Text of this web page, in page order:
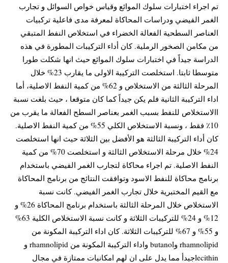
تم اجراء اختبارات سلوك الموائع وقياس خواص السوائل و تجارب
الغمر الفيضي ودراسات المحاكاة لمعرفة مدى فاعلية تركبيات
العناصر السطحية الفعالة الخضراء في استخلاص النفط المتبقي
من مكامن الصخور الرملية. كان أداء التركيبات المطورة في هذه
الدراسة جيداً في اختبارات سلوك الموائع حيث انها شكلت طورا
متوسطا ثابتا. استخلصت التركيبة الاولى ما يقارب 23% خلال
المرحلة الثالثة من الاستخلاص و 62% من كمية النفط الاصلية، أما
اداء التركيبة الثانية فلم يكن جيداً كما كان متوقعا ، حيث بلغت نسبة
االاستخلاص للنفط بسبب الغمر بعناصر السطح الفعالة ما يقرب من
10٪ فقط ، ونسبة الاستخلاص الكلي 55% من كمية النفط الاصلية.
كان أداء التركيبة الثالثة هو الأفضل بين الثلاثة حيث انها استخلصت
24% خلال مرحلة الاستخلاص الثالثة و استخلصت 70% من كمية
النفط الاصلية. تم اجراء محاكاة لتجارب الغمر الفيضي باستخدام
برنامج محاكاة للنفط الاسود وتوافقت النتائج من برنامج المحاكاة
مع القيم المختبرية خلال تجارب الغمر الفيضي. كانت نسبة
الاستخلاص خلال المرحلة الثالثة باستخدام برنامج المحاكاة 26% و
12% و 24% للتركيبات الثلاثة و كانت نسبة الاستخلاص الكلية 63%
و 55% و 67% للتركيبات الثلاثة. كان اداء التركيبة المكونة من
rhamnolipid وbutanol واداء التركيبة المكونة من rhamnolipid و
lecithinجيدأ مما يدل على ان لهم امكانيات ممتازة في مجال